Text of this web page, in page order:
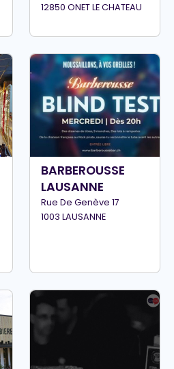
12850 ONET LE CHATEAU
BARBEROUSSE
LAUSANNE
Rue De Genève 17
1003 LAUSANNE